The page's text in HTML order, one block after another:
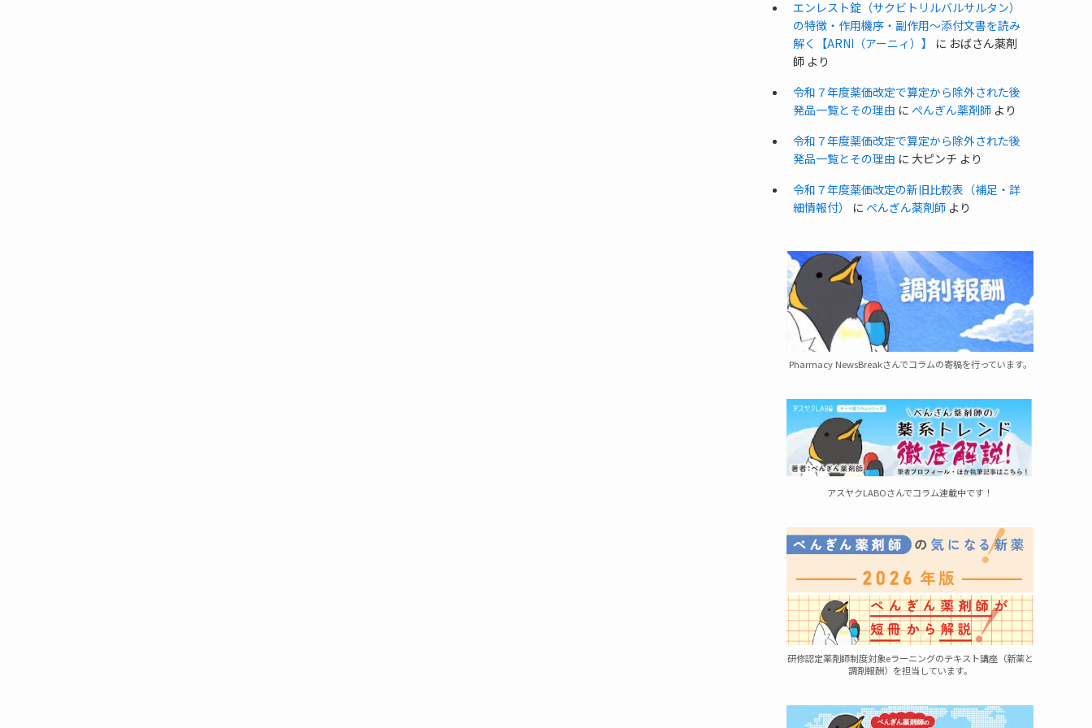
エンレスト錠（サクビトリルバルサルタン）
の特徴・作用機序・副作用〜添付文書を読み
解く【ARNI（アーニィ）】
に おばさん薬剤
師 より
令和７年度薬価改定で算定から除外された後
発品一覧とその理由 に ぺんぎん薬剤師 より
令和７年度薬価改定で算定から除外された後
発品一覧とその理由 に 大ピンチ より
令和７年度薬価改定の新旧比較表（補足・詳
細情報付）
に ぺんぎん薬剤師 より
Pharmacy NewsBreakさんでコラムの寄稿を行っています。
アスヤクLABOさんでコラム連載中です！
研修認定薬剤師制度対象eラーニングのテキスト講座（新薬と
調剤報酬）を担当しています。